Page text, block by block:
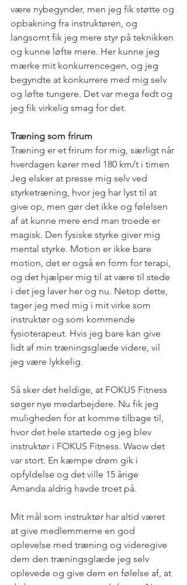
være nybegynder, men jeg fik støtte og
opbakning fra instruktøren, og
langsomt fik jeg mere styr på teknikken
og kunne løfte mere. Her kunne jeg
mærke mit konkurrencegen, og jeg
begyndte at konkurrere med mig selv
og løfte tungere. Det var mega fedt og
jeg fik virkelig smag for det.
Træning som frirum
Træning er et frirum for mig, særligt når
hverdagen kører med 180 km/t i timen
Jeg elsker at presse mig selv ved
styrketræning, hvor jeg har lyst til at
give op, men gør det ikke og følelsen
af at kunne mere end man troede er
magisk. Den fysiske styrke giver mig
mental styrke. Motion er ikke bare
motion, det er også en form for terapi,
og det hjælper mig til at være til stede
i det jeg laver her og nu. Netop dette,
tager jeg med mig i mit virke som
instruktør og som kommende
fysioterapeut. Hvis jeg bare kan give
lidt af min træningsglæde videre, vil
jeg være lykkelig.
Så sker det heldige, at FOKUS Fitness
søger nye medarbejdere. Nu fik jeg
muligheden for at komme tilbage til,
hvor det hele startede og jeg blev
instruktør i FOKUS Fitness. Waow det
var stort. En kæmpe drøm gik i
opfyldelse og det ville 15 årige
Amanda aldrig havde troet på.
Mit mål som instruktør har altid været
at give medlemmerne en god
oplevelse med træning og videregive
dem den træningsglæde jeg selv
oplevede og give dem en følelse af, at